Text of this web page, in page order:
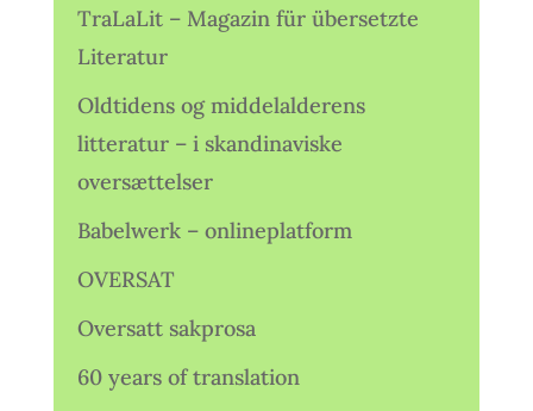
TraLaLit – Magazin für übersetzte
Literatur
Oldtidens og middelalderens
litteratur – i skandinaviske
oversættelser
Babelwerk – onlineplatform
OVERSAT
Oversatt sakprosa
60 years of translation